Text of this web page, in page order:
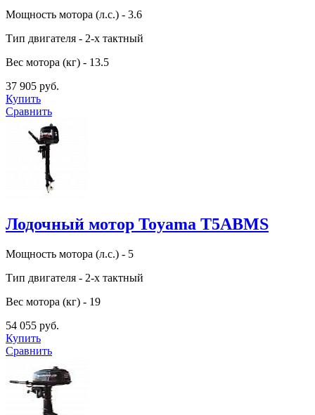
Мощность мотора (л.с.) - 3.6
Тип двигателя - 2-х тактный
Вес мотора (кг) - 13.5
37 905 руб.
Купить
Сравнить
Лодочный мотор Toyama T5ABMS
Мощность мотора (л.с.) - 5
Тип двигателя - 2-х тактный
Вес мотора (кг) - 19
54 055 руб.
Купить
Сравнить